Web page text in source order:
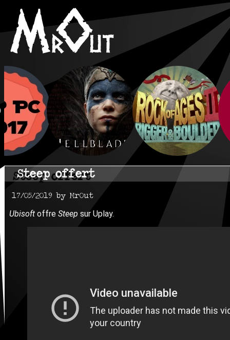
Steep offert
17/05/2019 by MrOut
Ubisoft offre Steep sur Uplay.